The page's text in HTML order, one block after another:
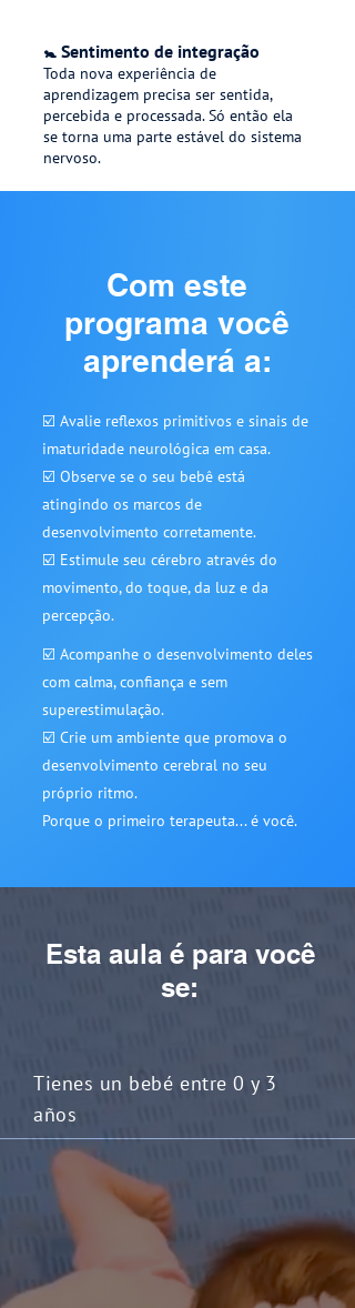
🚼 Sentimento de integração
Toda nova experiência de
aprendizagem precisa ser sentida,
percebida e processada. Só então ela
se torna uma parte estável do sistema
nervoso.
Com este
programa você
aprenderá a:
☑️ Avalie reflexos primitivos e sinais de
imaturidade neurológica em casa.
☑️ Observe se o seu bebê está
atingindo os marcos de
desenvolvimento corretamente.
☑️ Estimule seu cérebro através do
movimento, do toque, da luz e da
percepção.
☑️ Acompanhe o desenvolvimento deles
com calma, confiança e sem
superestimulação.
☑️ Crie um ambiente que promova o
desenvolvimento cerebral no seu
próprio ritmo.
Porque o primeiro terapeuta... é você.
Esta aula é para você
se:
Tienes un bebé entre 0 y 3
años